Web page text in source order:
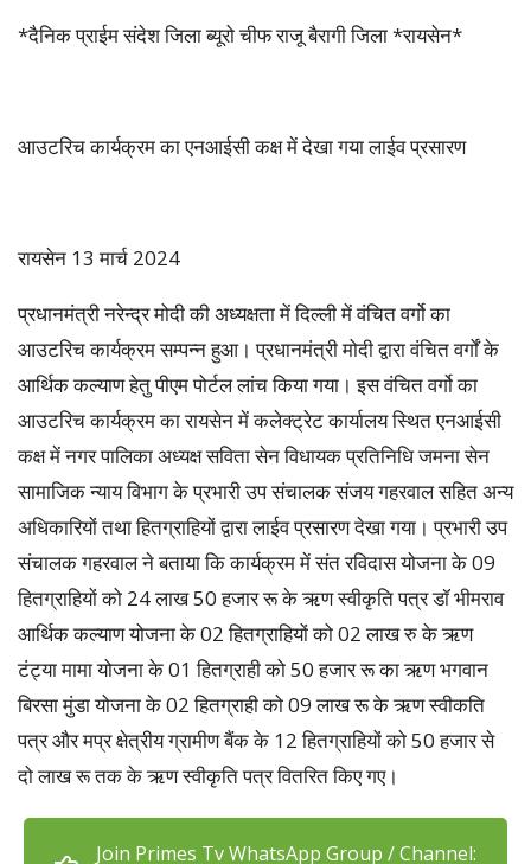
*दैनिक प्राईम संदेश जिला ब्यूरो चीफ राजू बैरागी जिला *रायसेन*
आउटरिच कार्यक्रम का एनआईसी कक्ष में देखा गया लाईव प्रसारण
रायसेन 13 मार्च 2024
प्रधानमंत्री नरेन्द्र मोदी की अध्यक्षता में दिल्ली में वंचित वर्गो का
आउटरिच कार्यक्रम सम्पन्न हुआ। प्रधानमंत्री मोदी द्वारा वंचित वर्गों के
आर्थिक कल्याण हेतु पीएम पोर्टल लांच किया गया। इस वंचित वर्गो का
आउटरिच कार्यक्रम का रायसेन में कलेक्ट्रेट कार्यालय स्थित एनआईसी
कक्ष में नगर पालिका अध्यक्ष सविता सेन विधायक प्रतिनिधि जमना सेन
सामाजिक न्याय विभाग के प्रभारी उप संचालक संजय गहरवाल सहित अन्य
अधिकारियों तथा हितग्राहियों द्वारा लाईव प्रसारण देखा गया। प्रभारी उप
संचालक गहरवाल ने बताया कि कार्यक्रम में संत रविदास योजना के 09
हितग्राहियों को 24 लाख 50 हजार रू के ऋण स्वीकृति पत्र डॉ भीमराव
आर्थिक कल्याण योजना के 02 हितग्राहियों को 02 लाख रु के ऋण
टंट्या मामा योजना के 01 हितग्राही को 50 हजार रू का ऋण भगवान
बिरसा मुंडा योजना के 02 हितग्राही को 09 लाख रू के ऋण स्वीकति
पत्र और मप्र क्षेत्रीय ग्रामीण बैंक के 12 हितग्राहियों को 50 हजार से
दो लाख रू तक के ऋण स्वीकृति पत्र वितरित किए गए।
Join Primes Tv WhatsApp Group / Channel: